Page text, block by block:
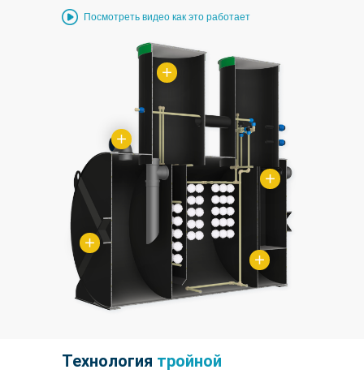
Посмотреть видео как это работает
Технология тройной